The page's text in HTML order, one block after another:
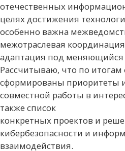
отечественных
целях достижения
особенно важна
межотраслевая
адаптация под меняющийся
Рассчитываю, что по итогам
сформированы приоритеты
совместной работы в
также список
конкретных проектов и
кибербезопасности и
взаимодействия.